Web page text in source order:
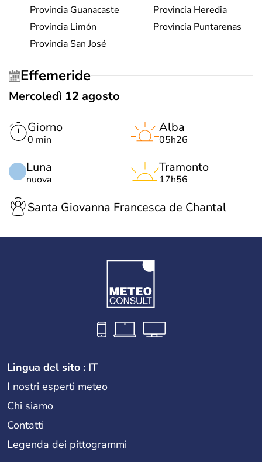
Provincia Guanacaste
Provincia Heredia
Provincia Limón
Provincia Puntarenas
Provincia San José
Effemeride
Mercoledì 12 agosto
Giorno
0 min
Luna
nuova
Alba
05h26
Tramonto
17h56
Santa Giovanna Francesca de Chantal
Lingua del sito : IT
I nostri esperti meteo
Chi siamo
Contatti
Legenda dei pittogrammi